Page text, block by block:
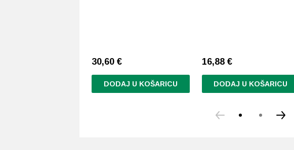
30,60 €
DODAJ U KOŠARICU
16,88 €
DODAJ U KOŠARICU